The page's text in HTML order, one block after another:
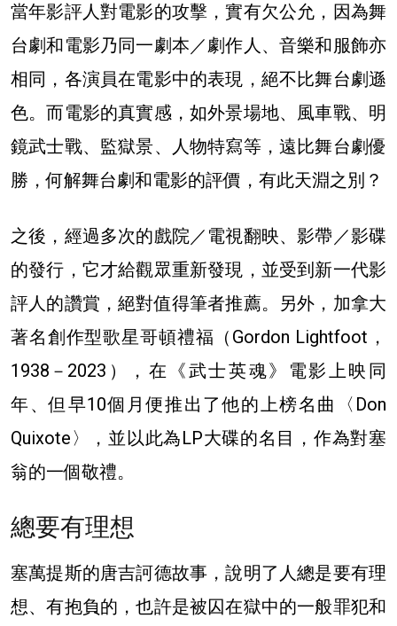
當年影評人對電影的攻擊，實有欠公允，因為舞
台劇和電影乃同一劇本／劇作人、音樂和服飾亦
相同，各演員在電影中的表現，絕不比舞台劇遜
色。而電影的真實感，如外景場地、風車戰、明
鏡武士戰、監獄景、人物特寫等，遠比舞台劇優
勝，何解舞台劇和電影的評價，有此天淵之別？
之後，經過多次的戲院／電視翻映、影帶／影碟
的發行，它才給觀眾重新發現，並受到新一代影
評人的讚賞，絕對值得筆者推薦。另外，加拿大
著名創作型歌星哥頓禮福（Gordon Lightfoot，
1938－2023），在《武士英魂》電影上映同
年、但早10個月便推出了他的上榜名曲〈Don
Quixote〉，並以此為LP大碟的名目，作為對塞
翁的一個敬禮。
總要有理想
塞萬提斯的唐吉訶德故事，說明了人總是要有理
想、有抱負的，也許是被囚在獄中的一般罪犯和